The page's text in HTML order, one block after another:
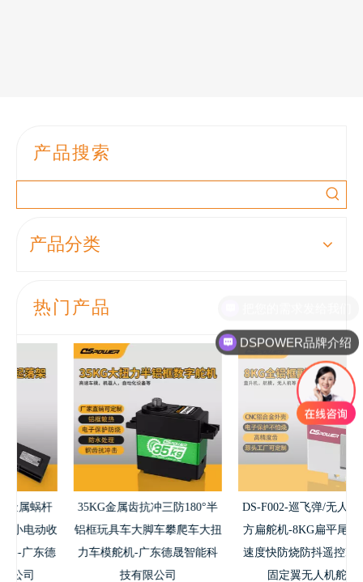
产品搜索
产品分类
热门产品
德
35KG金属齿抗冲三防180°半
铝框玩具车大脚车攀爬车大扭
力车模舵机-广东德晟智能科
技有限公司
DS-F002-巡飞弹/无人机副翼
方扁舵机-8KG扁平尾翼舵机
速度快防烧防抖遥控RC航模
固定翼无人机舵机
DSPOWER品牌介绍